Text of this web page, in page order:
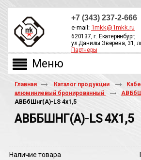
+7 (343) 237-2-666
e-mail: 1mkk@1mkk.ru
620137, г. Екатеринбург,
ул.Данилы Зверева, 31,
Партнеры
Главная Каталог продукции
алюминиевый бронированный
АВБбШнг(A)-LS 4х1,5
АВББШНГ(A)-LS 4Х1,5
Наличие товара